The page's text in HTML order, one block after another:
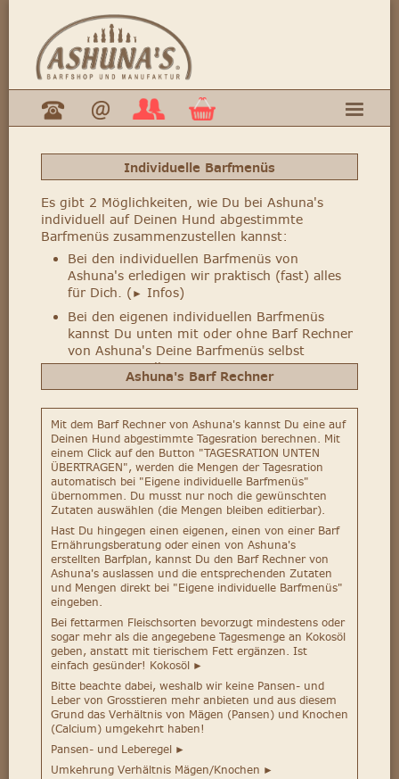
Individuelle Barfmenüs
Es gibt 2 Möglichkeiten, wie Du bei Ashuna's
individuell auf Deinen Hund abgestimmte
Barfmenüs zusammenzustellen kannst:
Bei den individuellen Barfmenüs von
Ashuna's erledigen wir praktisch (fast) alles
für Dich. ( ► Infos)
Bei den eigenen individuellen Barfmenüs
kannst Du unten mit oder ohne Barf Rechner
von Ashuna's Deine Barfmenüs selbst
zusammenstellen.
Ashuna's Barf Rechner
Mit dem Barf Rechner von Ashuna's kannst Du eine auf
Deinen Hund abgestimmte Tagesration berechnen. Mit
einem Click auf den Button "TAGESRATION UNTEN
ÜBERTRAGEN", werden die Mengen der Tagesration
automatisch bei "Eigene individuelle Barfmenüs"
übernommen. Du musst nur noch die gewünschten
Zutaten auswählen (die Mengen bleiben editierbar).
Hast Du hingegen einen eigenen, einen von einer Barf
Ernährungsberatung oder einen von Ashuna's
erstellten Barfplan, kannst Du den Barf Rechner von
Ashuna's auslassen und die entsprechenden Zutaten
und Mengen direkt bei "Eigene individuelle Barfmenüs"
eingeben.
Bei fettarmen Fleischsorten bevorzugt mindestens oder
sogar mehr als die angegebene Tagesmenge an Kokosöl
geben, anstatt mit tierischem Fett ergänzen. Ist
einfach gesünder! Kokosöl ►
Bitte beachte dabei, weshalb wir keine Pansen- und
Leber von Grosstieren mehr anbieten und aus diesem
Grund das Verhältnis von Mägen (Pansen) und Knochen
(Calcium) umgekehrt haben!
Pansen- und Leberegel ►
Umkehrung Verhältnis Mägen/Knochen ►